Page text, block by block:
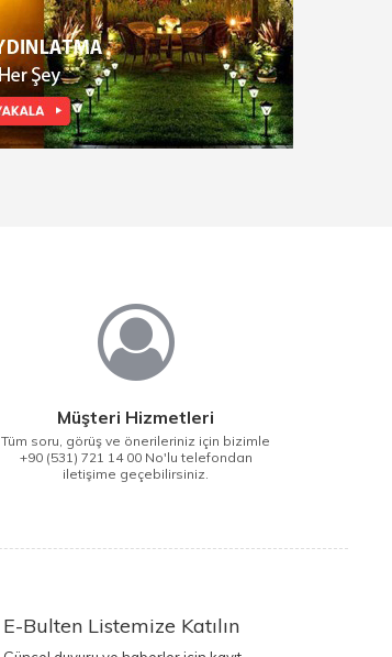
Müşteri Hizmetleri
Tüm soru, görüş ve önerileriniz için bizimle
+90 (531) 721 14 00 No'lu telefondan
iletişime geçebilirsiniz.
E-Bulten Listemize Katılın